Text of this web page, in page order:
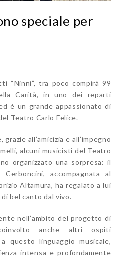
speciale per
“Ninni”, tra poco compirà 99
Carità, in uno dei reparti
è un grande appassionato di
Teatro Carlo Felice.
all’amicizia e all’impegno
alcuni musicisti del Teatro
organizzato una sorpresa: il
accompagnata al
Altamura, ha regalato a lui
bel canto dal vivo.
nell’ambito del progetto di
anche altri ospiti
questo linguaggio musicale,
intensa e profondamente